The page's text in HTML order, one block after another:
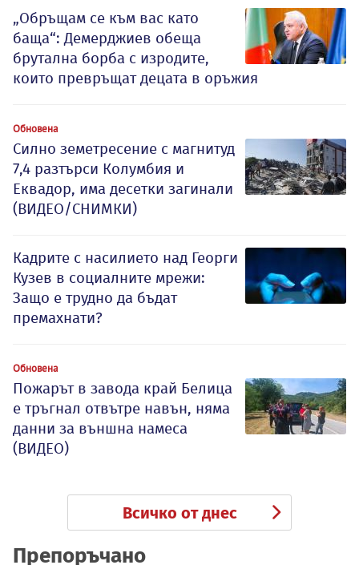
„Обръщам се към вас като
баща“: Демерджиев обеща
брутална борба с изродите,
които превръщат децата в оръжия
Обновена
Силно земетресение с магнитуд
7,4 разтърси Колумбия и
Еквадор, има десетки загинали
(ВИДЕО/СНИМКИ)
Кадрите с насилието над Георги
Кузев в социалните мрежи:
Защо е трудно да бъдат
премахнати?
Обновена
Пожарът в завода край Белица
е тръгнал отвътре навън, няма
данни за външна намеса
(ВИДЕО)
Всичко от днес
Препоръчано